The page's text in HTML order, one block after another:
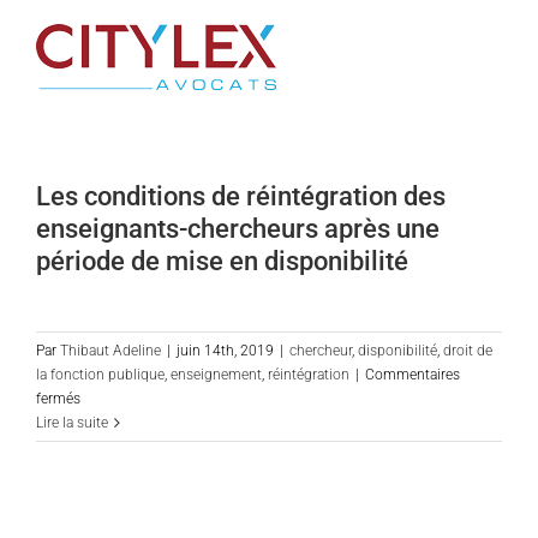
contenu
Les conditions de réintégration des
enseignants-chercheurs après une
période de mise en disponibilité
Par Thibaut Adeline juin 14th, 2019 chercheur, disponibilité, droit de
la fonction publique, enseignement, réintégration
Commentaires
ferméssur
Les
conditions
Lire la suite